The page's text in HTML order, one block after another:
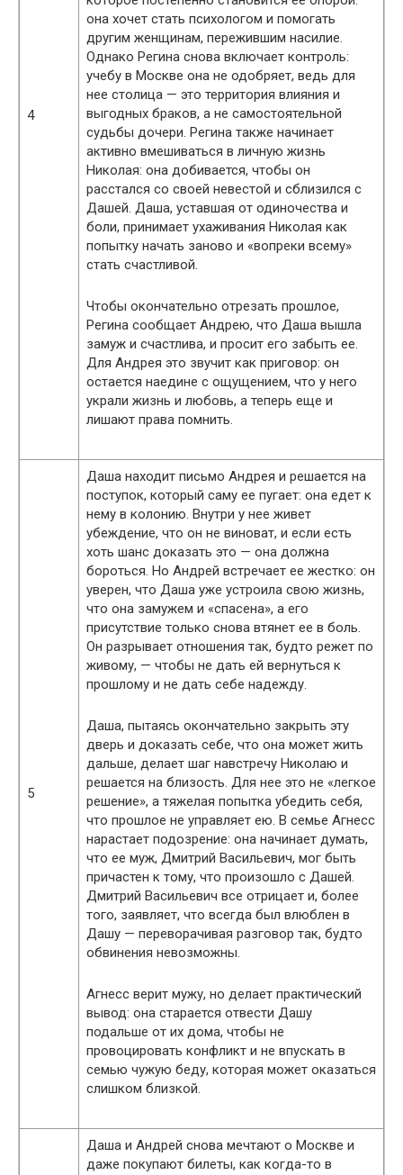
4
она хочет стать психологом и помогать
другим женщинам, пережившим насилие.
Однако Регина снова включает контроль:
учебу в Москве она не одобряет, ведь для
нее столица — это территория влияния и
выгодных браков, а не самостоятельной
судьбы дочери. Регина также начинает
активно вмешиваться в личную жизнь
Николая: она добивается, чтобы он
расстался со своей невестой и сблизился с
Дашей. Даша, уставшая от одиночества и
боли, принимает ухаживания Николая как
попытку начать заново и «вопреки всему»
стать счастливой.
Чтобы окончательно отрезать прошлое,
Регина сообщает Андрею, что Даша вышла
замуж и счастлива, и просит его забыть ее.
Для Андрея это звучит как приговор: он
остается наедине с ощущением, что у него
украли жизнь и любовь, а теперь еще и
лишают права помнить.
5
Даша находит письмо Андрея и решается на
поступок, который саму ее пугает: она едет к
нему в колонию. Внутри у нее живет
убеждение, что он не виноват, и если есть
хоть шанс доказать это — она должна
бороться. Но Андрей встречает ее жестко: он
уверен, что Даша уже устроила свою жизнь,
что она замужем и «спасена», а его
присутствие только снова втянет ее в боль.
Он разрывает отношения так, будто режет по
живому, — чтобы не дать ей вернуться к
прошлому и не дать себе надежду.
Даша, пытаясь окончательно закрыть эту
дверь и доказать себе, что она может жить
дальше, делает шаг навстречу Николаю и
решается на близость. Для нее это не «легкое
решение», а тяжелая попытка убедить себя,
что прошлое не управляет ею. В семье Агнесс
нарастает подозрение: она начинает думать,
что ее муж, Дмитрий Васильевич, мог быть
причастен к тому, что произошло с Дашей.
Дмитрий Васильевич все отрицает и, более
того, заявляет, что всегда был влюблен в
Дашу — переворачивая разговор так, будто
обвинения невозможны.
Агнесс верит мужу, но делает практический
вывод: она старается отвести Дашу
подальше от их дома, чтобы не
провоцировать конфликт и не впускать в
семью чужую беду, которая может оказаться
слишком близкой.
Даша и Андрей снова мечтают о Москве и
даже покупают билеты, как когда-то в